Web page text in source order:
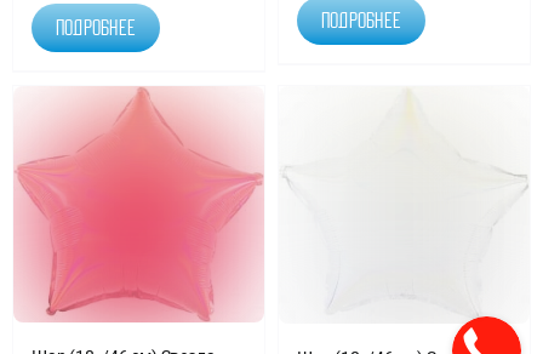
Подробнее Подробнее